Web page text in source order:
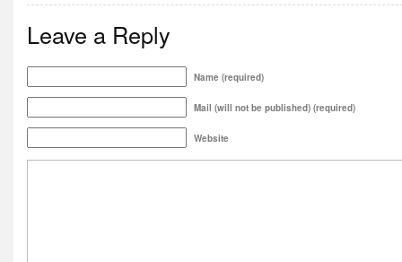
Leave a Reply
Name (required)
Mail (will not be published) (required)
Website